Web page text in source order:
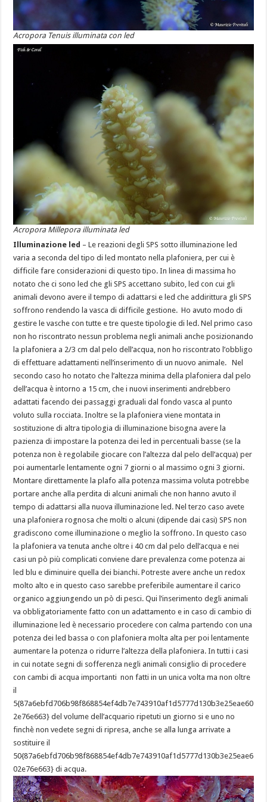
Acropora Tenuis illuminata con led
Acropora Millepora illuminata led
Illuminazione led – Le reazioni degli SPS sotto illuminazione led
varia a seconda del tipo di led montato nella plafoniera, per cui è
difficile fare considerazioni di questo tipo. In linea di massima ho
notato che ci sono led che gli SPS accettano subito, led con cui gli
animali devono avere il tempo di adattarsi e led che addirittura gli SPS
soffrono rendendo la vasca di difficile gestione. Ho avuto modo di
gestire le vasche con tutte e tre queste tipologie di led. Nel primo caso
non ho riscontrato nessun problema negli animali anche posizionando
la plafoniera a 2/3 cm dal pelo dell’acqua, non ho riscontrato l’obbligo
di effettuare adattamenti nell’inserimento di un nuovo animale. Nel
secondo caso ho notato che l’altezza minima della plafoniera dal pelo
dell’acqua è intorno a 15 cm, che i nuovi inserimenti andrebbero
adattati facendo dei passaggi graduali dal fondo vasca al punto
voluto sulla rocciata. Inoltre se la plafoniera viene montata in
sostituzione di altra tipologia di illuminazione bisogna avere la
pazienza di impostare la potenza dei led in percentuali basse (se la
potenza non è regolabile giocare con l’altezza dal pelo dell’acqua) per
poi aumentarle lentamente ogni 7 giorni o al massimo ogni 3 giorni.
Montare direttamente la plafo alla potenza massima voluta potrebbe
portare anche alla perdita di alcuni animali che non hanno avuto il
tempo di adattarsi alla nuova illuminazione led. Nel terzo caso avete
una plafoniera rognosa che molti o alcuni (dipende dai casi) SPS non
gradiscono come illuminazione o meglio la soffrono. In questo caso
la plafoniera va tenuta anche oltre i 40 cm dal pelo dell’acqua e nei
casi un pò più complicati conviene dare prevalenza come potenza ai
led blu e diminuire quella dei bianchi. Potreste avere anche un redox
molto alto e in questo caso sarebbe preferibile aumentare il carico
organico aggiungendo un pò di pesci. Qui l’inserimento degli animali
va obbligatoriamente fatto con un adattamento e in caso di cambio di
illuminazione led è necessario procedere con calma partendo con una
potenza dei led bassa o con plafoniera molta alta per poi lentamente
aumentare la potenza o ridurre l’altezza della plafoniera. In tutti i casi
in cui notate segni di sofferenza negli animali consiglio di procedere
con cambi di acqua importanti non fatti in un unica volta ma non oltre
il
5{87a6ebfd706b98f868854ef4db7e743910af1d5777d130b3e25eae60
2e76e663} del volume dell’acquario ripetuti un giorno si e uno no
finchè non vedete segni di ripresa, anche se alla lunga arrivate a
sostituire il
50{87a6ebfd706b98f868854ef4db7e743910af1d5777d130b3e25eae6
02e76e663} di acqua.